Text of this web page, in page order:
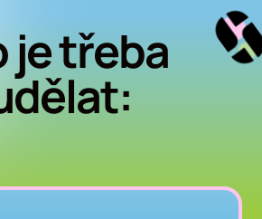
je třeba